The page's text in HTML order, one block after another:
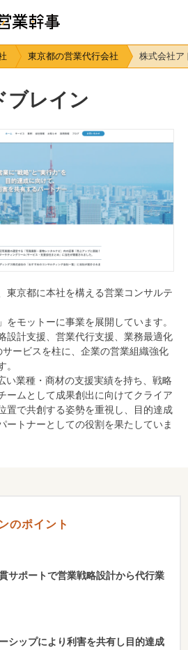
東京都の営業代行会社 株式会社ア
ブレイン
東京都に本社を構える営業コンサルテ
をモットーに事業を展開しています。
設計支援、営業代行支援、業務最適化
ービスを柱に、企業の営業組織強化
。
い業種・商材の支援実績を持ち、戦略
ームとして成果創出に向けてクライア
置で共創する姿勢を重視し、目的達成
ートナーとしての役割を果たしていま
のポイント
サポートで営業戦略設計から代行業
シップにより利害を共有し目的達成